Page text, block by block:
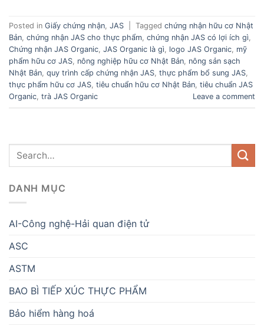
Posted in Giấy chứng nhận, JAS Tagged chứng nhận hữu cơ Nhật
Bản, chứng nhận JAS cho thực phẩm, chứng nhận JAS có lợi ích gì,
Chứng nhận JAS Organic, JAS Organic là gì, logo JAS Organic, mỹ
phẩm hữu cơ JAS, nông nghiệp hữu cơ Nhật Bản, nông sản sạch
Nhật Bản, quy trình cấp chứng nhận JAS, thực phẩm bổ sung JAS,
thực phẩm hữu cơ JAS, tiêu chuẩn hữu cơ Nhật Bản, tiêu chuẩn JAS
Organic, trà JAS Organic Leave a comment
DANH MỤC
AI-Công nghệ-Hải quan điện tử
ASC
ASTM
BAO BÌ TIẾP XÚC THỰC PHẨM
Bảo hiểm hàng hoá